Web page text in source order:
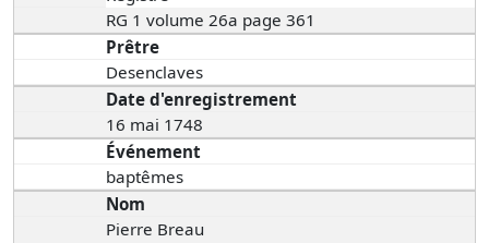
RG 1 volume 26a page 361
Prêtre
Desenclaves
Date d'enregistrement
16 mai 1748
Événement
baptêmes
Nom
Pierre Breau